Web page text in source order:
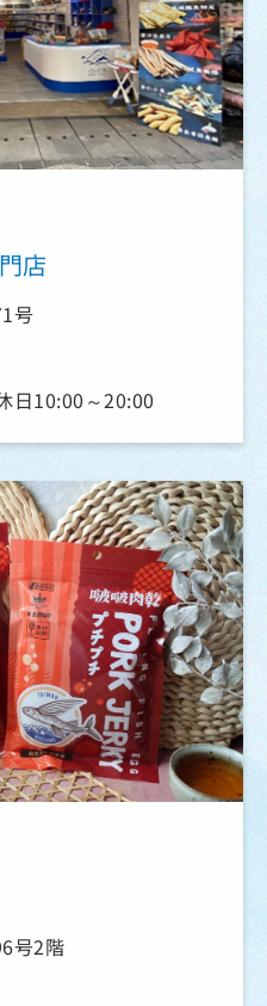
店
号
日10:00～20:00
号2階